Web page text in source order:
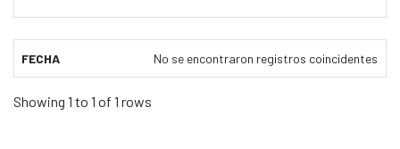
FECHA No se encontraron registros coincidentes
Showing 1 to 1 of 1 rows